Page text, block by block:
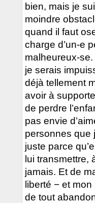
bien, mais je
moindre
quand il faut
charge d’un-e
malheureux-
je serais
déjà tellement
avoir à
de perdre
pas envie
personnes que
juste parce
lui transmettre,
jamais. Et de
liberté − et
de tout